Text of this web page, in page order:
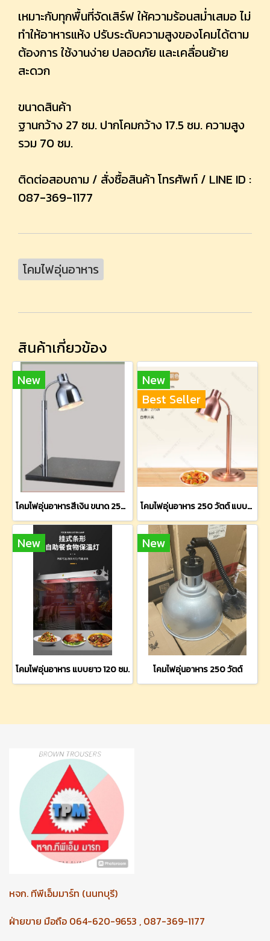
เหมาะกับทุกพื้นที่จัดเสิร์ฟ ให้ความร้อนสม่ำเสมอ ไม่
ทำให้อาหารแห้ง ปรับระดับความสูงของโคมได้ตาม
ต้องการ ใช้งานง่าย ปลอดภัย และเคลื่อนย้าย
สะดวก
ขนาดสินค้า
ฐานกว้าง 27 ซม. ปากโคมกว้าง 17.5 ซม. ความสูง
รวม 70 ซม.
ติดต่อสอบถาม / สั่งซื้อสินค้า โทรศัพท์ / LINE ID :
087-369-1177
โคมไฟอุ่นอาหาร
สินค้าเกี่ยวข้อง
New
โคมไฟอุ่นอาหารสีเงิน ขนาด 250 วัตต์ (ฐานหินอ่อนสีดำ)
New
Best Seller
โคมไฟอุ่นอาหาร 250 วัตต์ แบบตั้งโต๊ะ (สีทองแดง)
New
โคมไฟอุ่นอาหาร แบบยาว 120 ซม.
New
โคมไฟอุ่นอาหาร 250 วัตต์
หจก. ทีพีเอ็มมาร์ท (นนทบุรี)
ฝ่ายขาย มือถือ 064-620-9653 , 087-369-1177